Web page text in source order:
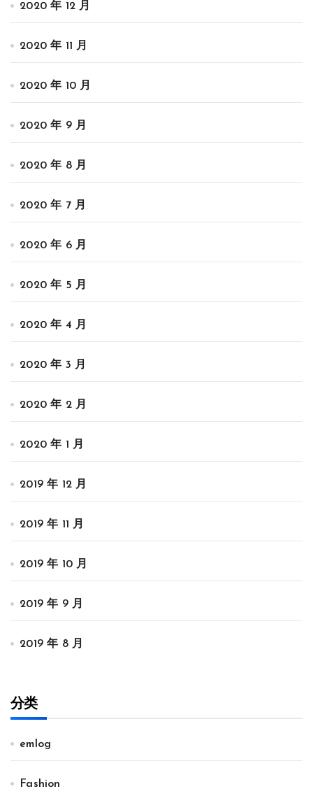
2020 年 12 月
2020 年 11 月
2020 年 10 月
2020 年 9 月
2020 年 8 月
2020 年 7 月
2020 年 6 月
2020 年 5 月
2020 年 4 月
2020 年 3 月
2020 年 2 月
2020 年 1 月
2019 年 12 月
2019 年 11 月
2019 年 10 月
2019 年 9 月
2019 年 8 月
分类
emlog
Fashion